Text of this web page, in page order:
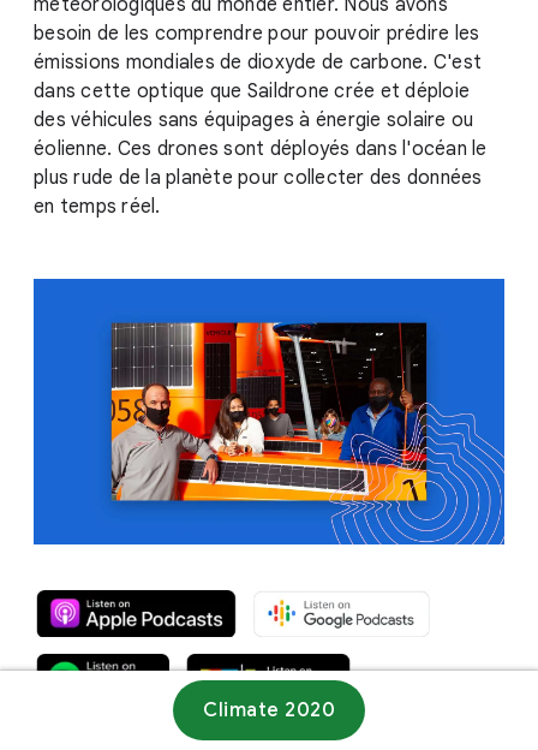
météorologiques du monde entier. Nous avons
besoin de les comprendre pour pouvoir prédire les
émissions mondiales de dioxyde de carbone. C'est
dans cette optique que Saildrone crée et déploie
des véhicules sans équipages à énergie solaire ou
éolienne. Ces drones sont déployés dans l'océan le
plus rude de la planète pour collecter des données
en temps réel.
Climate 2020